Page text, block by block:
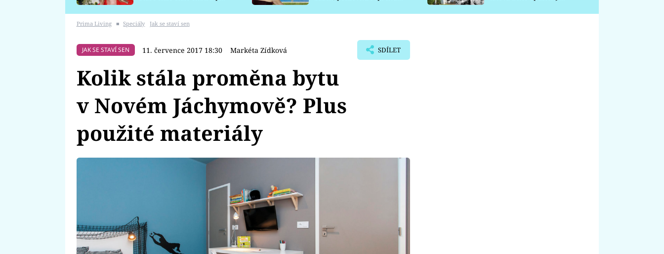
Prima Living ■ Speciály Jak se staví sen
JAK SE STAVÍ SEN 11. července 2017 18:30 Markéta Zídková SDÍLET
Kolik stála proměna bytu
v Novém Jáchymově? Plus
použité materiály